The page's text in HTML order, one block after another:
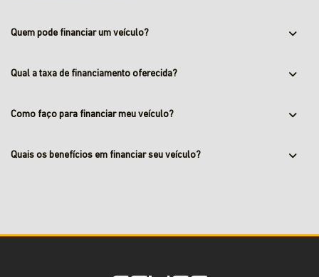
Quem pode financiar um veículo?
Qual a taxa de financiamento oferecida?
Como faço para financiar meu veículo?
Quais os benefícios em financiar seu veículo?